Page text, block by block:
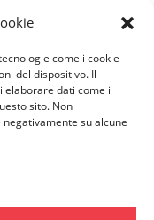
come i cookie
del dispositivo. Il
elaborare dati come il
sito. Non
su alcune